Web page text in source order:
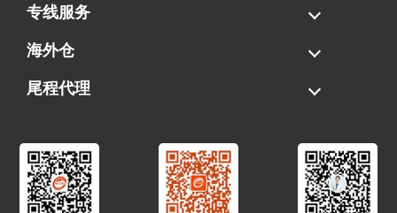
海运拼柜
海运整柜
美国海卡
加拿大海运
专线服务
FBA专线直送
超大件专线
AWD专线
电池专线
海外仓
一件代发
FBA中转
贴标换标
拆柜/存储
尾程代理